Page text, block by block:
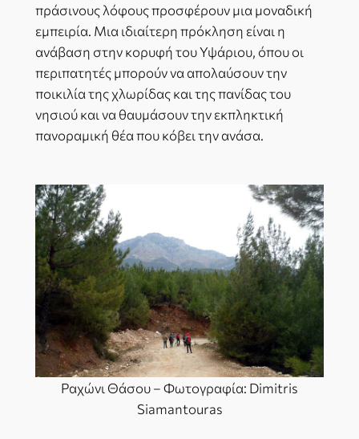
πράσινους λόφους προσφέρουν μια μοναδική
εμπειρία. Μια ιδιαίτερη πρόκληση είναι η
ανάβαση στην κορυφή του Υψάριου, όπου οι
περιπατητές μπορούν να απολαύσουν την
ποικιλία της χλωρίδας και της πανίδας του
νησιού και να θαυμάσουν την εκπληκτική
πανοραμική θέα που κόβει την ανάσα.
Ραχώνι Θάσου – Φωτογραφία: Dimitris
Siamantouras